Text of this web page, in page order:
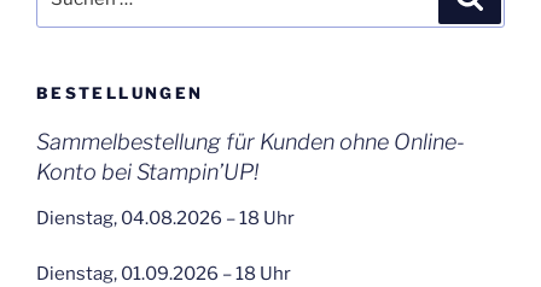
nach:
BESTELLUNGEN
Sammelbestellung für Kunden ohne Online-
Konto bei Stampin’UP!
Dienstag, 04.08.2026 – 18 Uhr
Dienstag, 01.09.2026 – 18 Uhr